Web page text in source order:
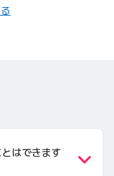
はできます